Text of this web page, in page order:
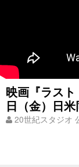
映画『ラス
日（金）日米
20世紀スタジオ